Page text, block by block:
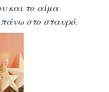
και το αίμα
πάνω στο σταυρό.